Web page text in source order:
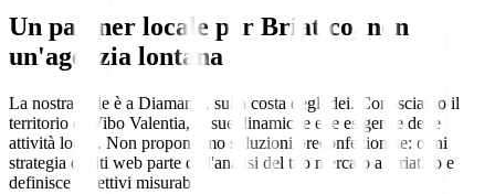
Un partner locale per Briatico, non
un'agenzia lontana
La nostra sede è a Diamante, sulla costa degli dei. Conosciamo il
territorio di Vibo Valentia, le sue dinamiche e le esigenze delle
attività locali. Non proponiamo soluzioni preconfezionate: ogni
strategia di siti web parte dall'analisi del tuo mercato a Briatico e
definisce obiettivi misurabili.